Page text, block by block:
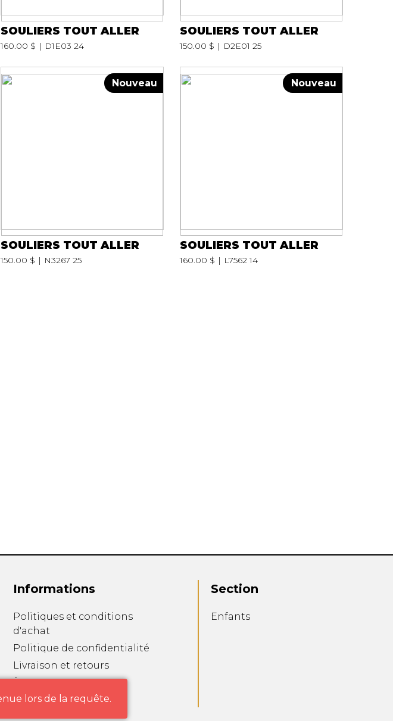
SOULIERS TOUT ALLER
160.00 $ D1E03 24
SOULIERS TOUT ALLER
150.00 $ D2E01 25
Nouveau
SOULIERS TOUT ALLER
150.00 $ N3267 25
Nouveau
SOULIERS TOUT ALLER
160.00 $ L7562 14
Informations
Politiques et conditions
d'achat
Politique de confidentialité
Livraison et retours
À propos
Nous joindre
Section
Enfants